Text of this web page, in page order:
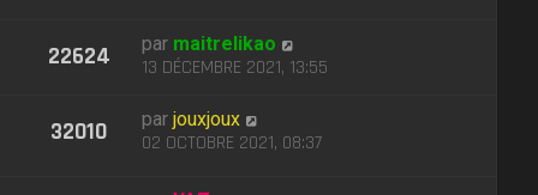
22624 par maitrelikao
13 DÉCEMBRE 2021, 13:55
32010 parjouxjoux
02 OCTOBRE 2021, 08:37